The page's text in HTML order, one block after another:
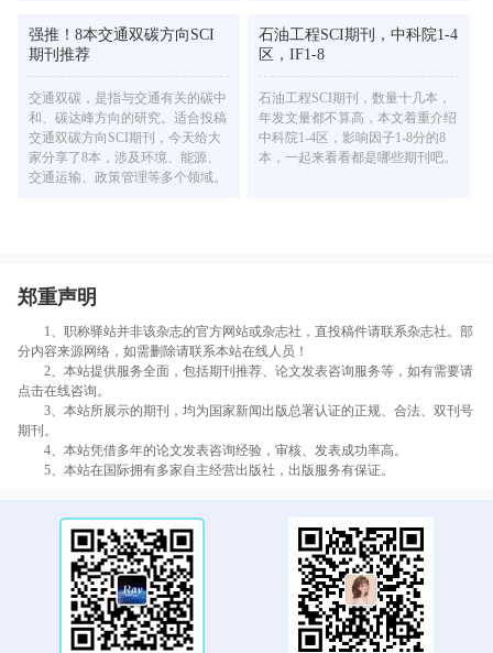
强推！8本交通双碳方向SCI
期刊推荐
交通双碳，是指与交通有关的碳中
和、碳达峰方向的研究。适合投稿
交通双碳方向SCI期刊，今天给大
家分享了8本，涉及环境、能源、
交通运输、政策管理等多个领域。
石油工程SCI期刊，中科院1-4
区，IF1-8
石油工程SCI期刊，数量十几本，
年发文量都不算高，本文着重介绍
中科院1-4区，影响因子1-8分的8
本，一起来看看都是哪些期刊吧。
郑重声明
1、职称驿站并非该杂志的官方网站或杂志社，直投稿件请联系杂志社。部
分内容来源网络，如需删除请联系本站在线人员！
2、本站提供服务全面，包括期刊推荐、论文发表咨询服务等，如有需要请
点击在线咨询。
3、本站所展示的期刊，均为国家新闻出版总署认证的正规、合法、双刊号
期刊。
4、本站凭借多年的论文发表咨询经验，审核、发表成功率高。
5、本站在国际拥有多家自主经营出版社，出版服务有保证。